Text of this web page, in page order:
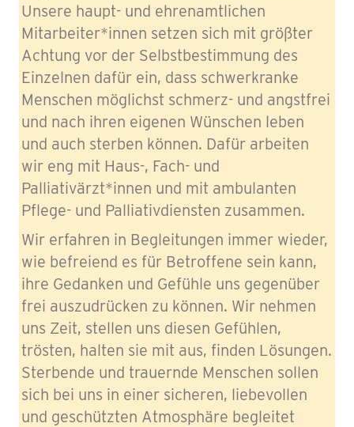
Unsere haupt- und ehrenamtlichen
Mitarbeiter*innen setzen sich mit größter
Achtung vor der Selbstbestimmung des
Einzelnen dafür ein, dass schwerkranke
Menschen möglichst schmerz- und angstfrei
und nach ihren eigenen Wünschen leben
und auch sterben können. Dafür arbeiten
wir eng mit Haus-, Fach- und
Palliativärzt*innen und mit ambulanten
Pflege- und Palliativdiensten zusammen.
Wir erfahren in Begleitungen immer wieder,
wie befreiend es für Betroffene sein kann,
ihre Gedanken und Gefühle uns gegenüber
frei auszudrücken zu können. Wir nehmen
uns Zeit, stellen uns diesen Gefühlen,
trösten, halten sie mit aus, finden Lösungen.
Sterbende und trauernde Menschen sollen
sich bei uns in einer sicheren, liebevollen
und geschützten Atmosphäre begleitet